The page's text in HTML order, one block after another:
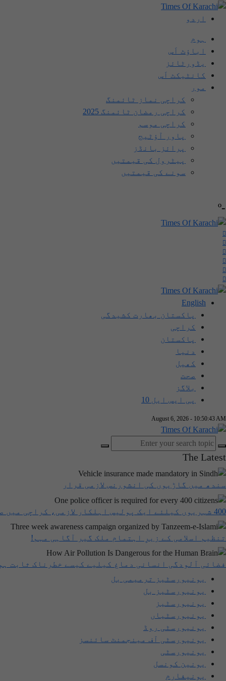
اردو
ہوم
اباؤٹ اَس
یڈورٹائز
کانٹیکٹ اَس
مور
کراچی نماز ٹائمنگ
کراچی رمضان ٹائمنگ 2025
کراچی موسم
پاور آؤٹیج
پرائز بانڈز
پیٹرول کی قیمتیں
سونے کی قیمتیں
-º
English
پاکستان بھارت کشیدگی
کراچی
پاکستان
دنیا
کھیل
صحت
بلاگز
پی ایس ایل 10
August 6, 2026 - 10:50:44 AM
The Latest
سندھ میں گاڑیوں کی انشورنس لازمی قرار
400 شہریوں کیلئے ایک پولیس اہلکار لازمی، کراچی میں صورتحال کیا ہے؟
تنظیم اسلامی کے زیرِ اہتمام ملک گیر آگاہی مہم!
فضائی آلودگی انسانی دماغ کیلیے کیسے خطرناک ثابت
یونیورسٹیز ترمیمی بل
یونیورسٹیز بل
یونیورسٹیز
یونیورسٹیاں
یونیورسٹی روڈ
یونیورسٹی آف مینجمنٹ سائنسز
یونیورسٹی
یونین کونسل
یونیفارم